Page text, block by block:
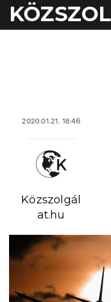
2020.01.21. 18:46
Közszolgál
at.hu